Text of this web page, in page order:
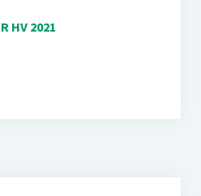
HV 2021